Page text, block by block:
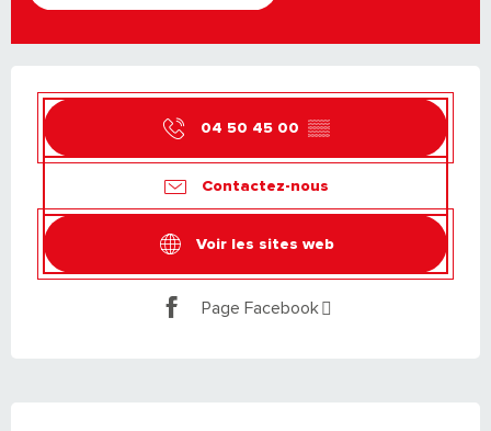
04 50 45 00 ▒▒
Contactez-nous
Voir les sites web
Page Facebook